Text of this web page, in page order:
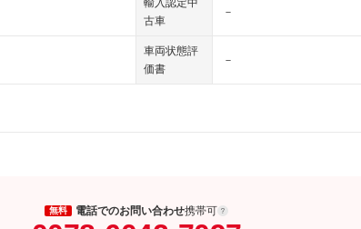
輸入認定中
古車
－
車両状態評
価書
－
無料 電話でのお問い合わせ携帯可